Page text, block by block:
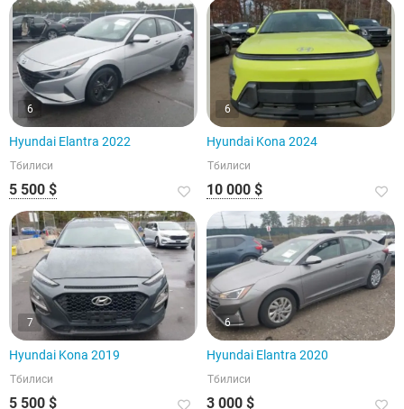
6
Hyundai Elantra 2022
Тбилиси
5 500 $
6
Hyundai Kona 2024
Тбилиси
10 000 $
7
Hyundai Kona 2019
Тбилиси
5 500 $
6
Hyundai Elantra 2020
Тбилиси
3 000 $